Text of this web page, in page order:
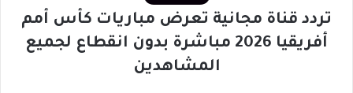
تردد قناة مجانية تعرض مباريات كأس أمم
أفريقيا 2026 مباشرة بدون انقطاع لجميع
المشاهدين